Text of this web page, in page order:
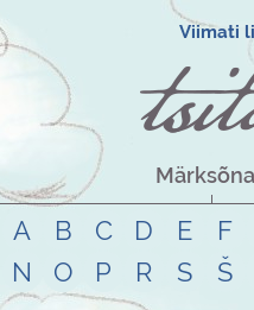
Viimati
A B C D E F
N
O P R S Š